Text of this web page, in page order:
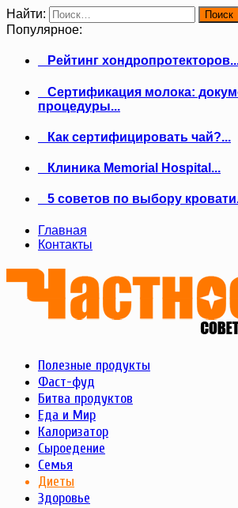
Найти:
Популярное:
Рейтинг
Сертификация молока:
процедуры...
Как сертифицировать чай?...
Клиника Memorial Hospital...
5 советов по выбору
Главная
Контакты
Полезные продукты
Фаст-фуд
Битва продуктов
Еда и Мир
Калоризатор
Сыроедение
Семья
Диеты
Здоровье